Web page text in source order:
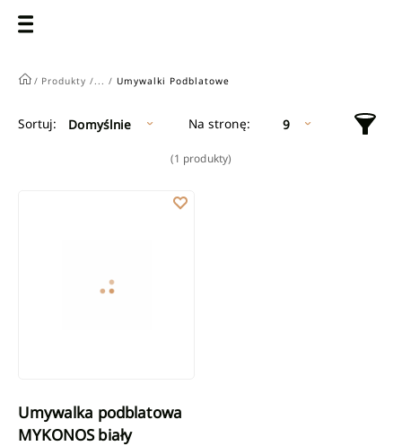
/ Produkty / ... / Umywalki Podblatowe
Sortuj: Domyślnie Na stronę: 9
(1 produkty)
Umywalka podblatowa MYKONOS biały
Umywalka podblatowa
MYKONOS biały